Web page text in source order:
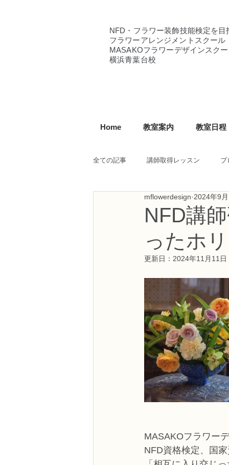
NFD・フラワー装飾技能検定を目
フラワーアレンジメントスクール
MASAKOフラワーデザインスク
横浜青葉台校
Home 教室案内 教室日程
全ての記事 講師取得レッスン ブ
NFD講師研究科コース NFDフラ
NFDフラワーデザイナー資格検定3級
フラワー装飾技能検定3級
NFDディプロマアーティフィシャルコ
NFDディプロマインドアガーデニング
NFD講
ったホ
mflowerdesign 2024年9
更新日： 2024年11月11日
MASAKOフラワー
NFD資格検定、国